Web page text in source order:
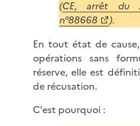
(CE, arrêt du
n°88668
).
En tout état de
opérations sans
réserve, elle est
de récusation.
C'est pourquoi :